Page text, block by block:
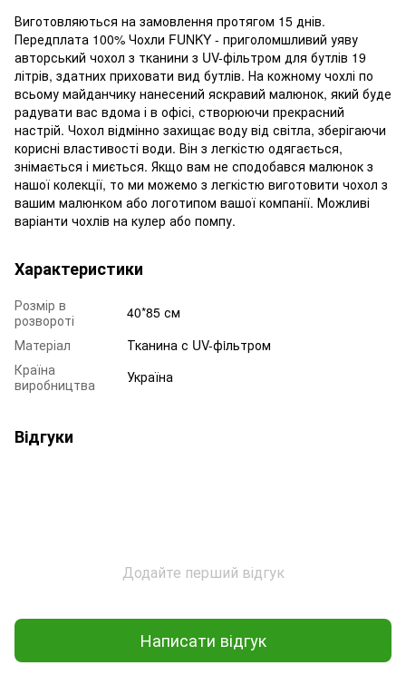
Виготовляються на замовлення протягом 15 днів.
Передплата 100% Чохли FUNKY - приголомшливий уяву
авторський чохол з тканини з UV-фільтром для бутлів 19
літрів, здатних приховати вид бутлів. На кожному чохлі по
всьому майданчику нанесений яскравий малюнок, який буде
радувати вас вдома і в офісі, створюючи прекрасний
настрій. Чохол відмінно захищає воду від світла, зберігаючи
корисні властивості води. Він з легкістю одягається,
знімається і миється. Якщо вам не сподобався малюнок з
нашої колекції, то ми можемо з легкістю виготовити чохол з
вашим малюнком або логотипом вашої компанії. Можливі
варіанти чохлів на кулер або помпу.
Характеристики
Розмір в
розвороті
40*85 см
Матеріал
Тканина с UV-фiльтром
Країна
виробництва
Україна
Відгуки
Додайте перший відгук
Написати відгук